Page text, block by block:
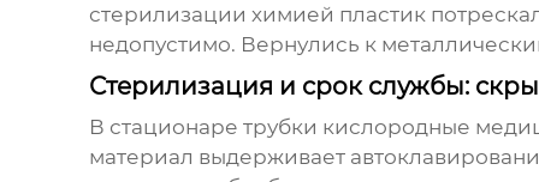
стерилизации химией пластик
недопустимо. Вернулись к
Стерилизация и срок службы:
В стационаре трубки кислородные
материал выдерживает